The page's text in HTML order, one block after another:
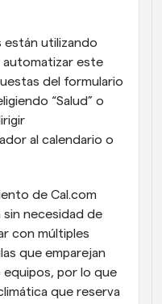
están utilizando
automatizar este
del formulario
“Salud” o
al calendario o
de Cal.com
necesidad de
con múltiples
que emparejan
por lo que
que reserva